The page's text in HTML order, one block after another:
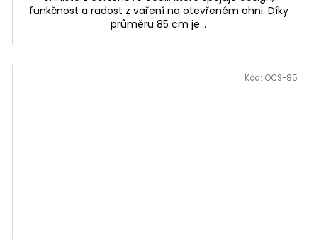
funkčnost a radost z vaření na otevřeném ohni. Díky
průměru 85 cm je...
Kód: OCS-85